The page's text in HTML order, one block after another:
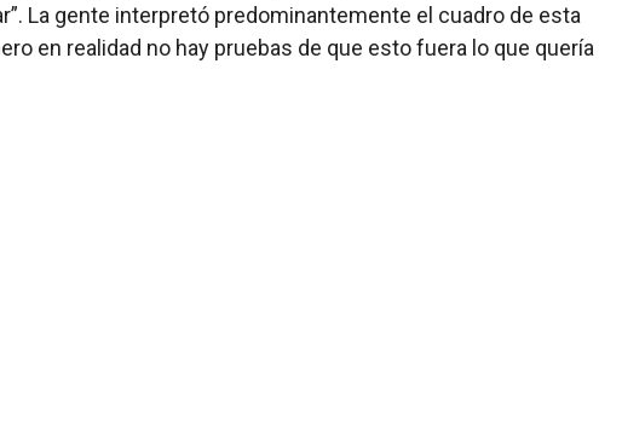
La gente interpretó predominantemente el cuadro de esta
en realidad no hay pruebas de que esto fuera lo que quería